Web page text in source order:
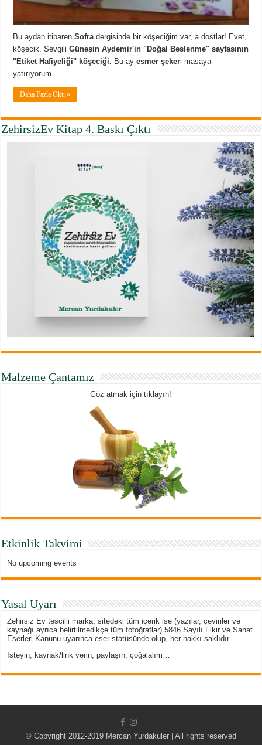
Bu aydan itibarenSofra dergisinde bir köşeciğim var, a dostlar! Evet,
köşecik. SevgiliGüneşin Aydemir'in "Doğal Beslenme" sayfasının
"Etiket Hafiyeliği" köşeciği. Bu ayesmer şekeri masaya
yatırıyorum...
Daha Fazla Oku »
ZehirsizEv Kitap 4. Baskı Çıktı
Malzeme Çantamız
Göz atmak için tıklayın!
Etkinlik Takvimi
No upcoming events
Yasal Uyarı
Zehirsiz Ev tescilli marka, sitedeki tüm içerik ise (yazılar, çeviriler ve
kaynağı ayrıca belirtilmedikçe tüm fotoğraflar) 5846 Sayılı Fikir ve Sanat
Eserleri Kanunu uyarınca eser statüsünde olup, her hakkı saklıdır.
İsteyin, kaynak/link verin, paylaşın, çoğalalım…
© Copyright 2012-2019 Mercan Yurdakuler | All rights reserved